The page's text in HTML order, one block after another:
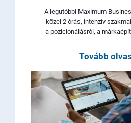
A legutóbbi Maximum
közel 2 órás, intenzív
a pozicionálásról, a
Tovább